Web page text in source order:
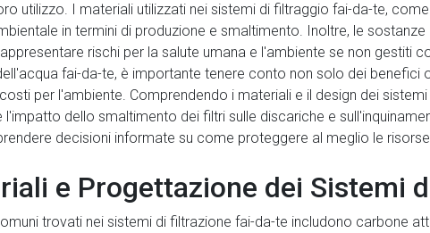
utilizzo. I materiali utilizzati nei sistemi di filtraggio fai-da-te,
in termini di produzione e smaltimento. Inoltre, le
rischi per la salute umana e l'ambiente se non gestiti
fai-da-te, è importante tenere conto non solo dei benefici
per l'ambiente. Comprendendo i materiali e il design dei
l'impatto dello smaltimento dei filtri sulle discariche e
decisioni informate su come proteggere al meglio le
e Progettazione dei Sistemi
trovati nei sistemi di filtrazione fai-da-te includono carbone